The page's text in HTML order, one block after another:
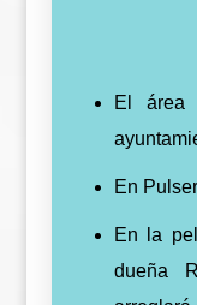
El área
En
En la
dueña